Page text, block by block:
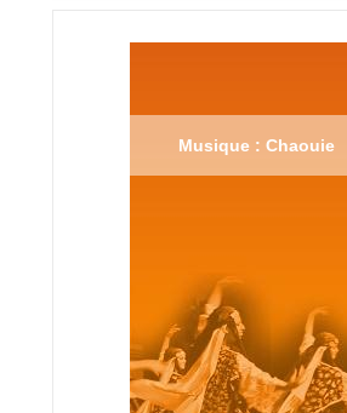
Musique : Chaouie